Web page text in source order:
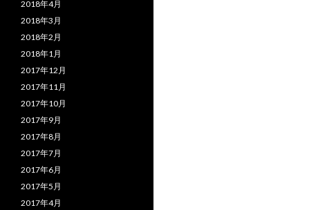
2018年4月
2018年3月
2018年2月
2018年1月
2017年12月
2017年11月
2017年10月
2017年9月
2017年8月
2017年7月
2017年6月
2017年5月
2017年4月